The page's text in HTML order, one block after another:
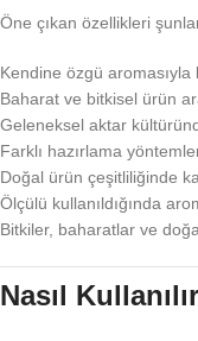
Öne çıkan özellikleri
Kendine özgü
Baharat ve bitkisel ürün
Geleneksel aktar
Farklı hazırlama
Doğal ürün çeşitliliğinde
Ölçülü kullanıldığında
Bitkiler, baharatlar ve
Nasıl